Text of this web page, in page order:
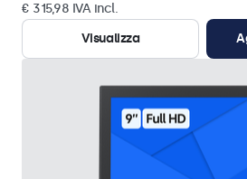
€ 315,98 IVA incl.
Visualizza